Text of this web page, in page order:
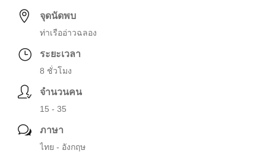
จุดนัดพบ
ท่าเรืออ่าวฉลอง
ระยะเวลา
8 ชั่วโมง
จำนวนคน
15 - 35
ภาษา
ไทย - อังกฤษ